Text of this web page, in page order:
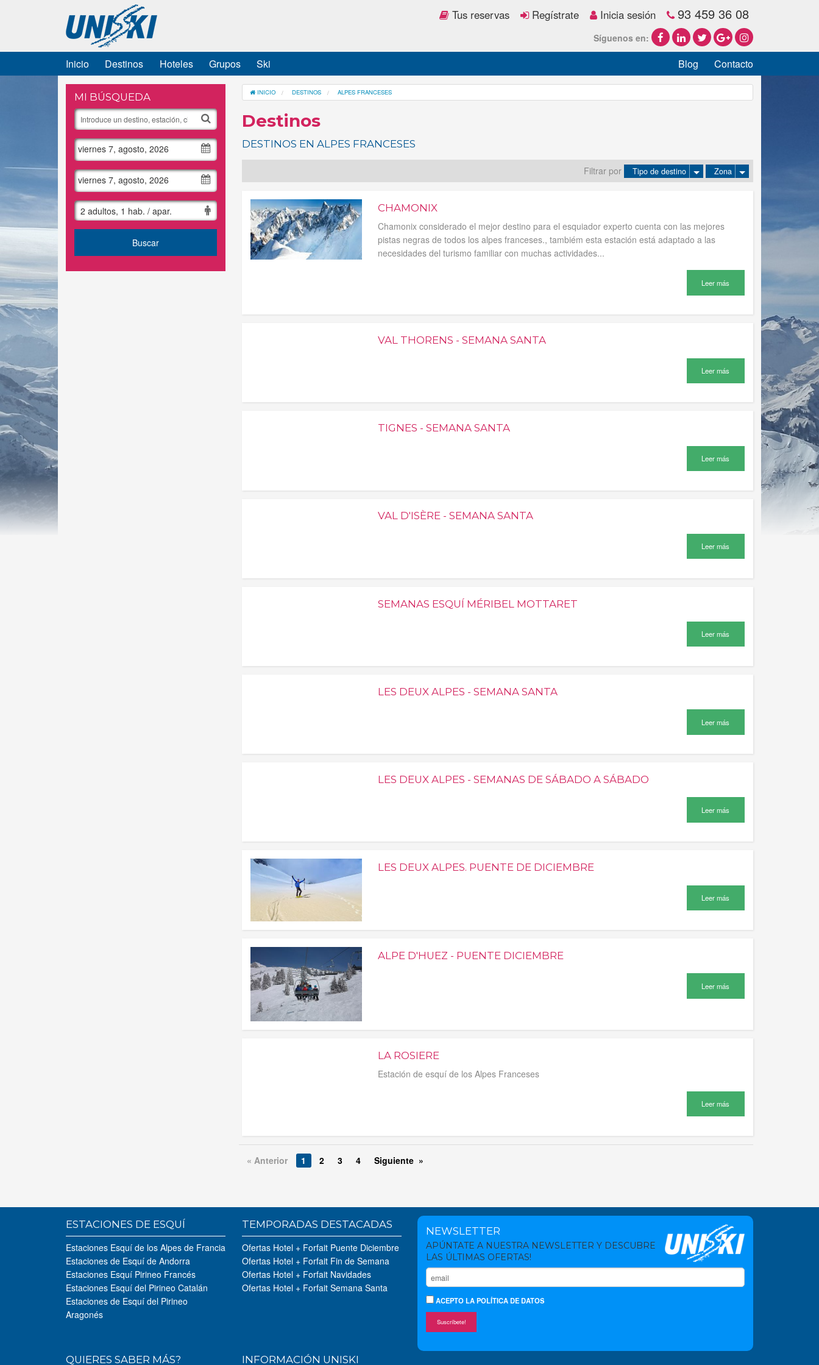
Tus reservas Regístrate Inicia sesión 93 459 36 08
Síguenos en:
Inicio Destinos Hoteles Grupos Ski Blog Contacto
MI BÚSQUEDA
viernes 7, agosto, 2026
viernes 7, agosto, 2026
2 adultos, 1 hab. / apar.
Buscar
INICIO DESTINOS ALPES FRANCESES
Destinos
DESTINOS EN ALPES FRANCESES
Filtrar por Tipo de destino Zona
CHAMONIX
Chamonix considerado el mejor destino para el esquiador experto cuenta con las mejores
pistas negras de todos los alpes franceses., tambiém esta estación está adaptado a las
necesidades del turismo familiar con muchas actividades...
Leer más
VAL THORENS - SEMANA SANTA
Leer más
TIGNES - SEMANA SANTA
Leer más
VAL D'ISÈRE - SEMANA SANTA
Leer más
SEMANAS ESQUÍ MÉRIBEL MOTTARET
Leer más
LES DEUX ALPES - SEMANA SANTA
Leer más
LES DEUX ALPES - SEMANAS DE SÁBADO A SÁBADO
Leer más
LES DEUX ALPES. PUENTE DE DICIEMBRE
Leer más
ALPE D'HUEZ - PUENTE DICIEMBRE
Leer más
LA ROSIERE
Estación de esquí de los Alpes Franceses
Leer más
« Anterior 1 2 3 4 Siguiente »
ESTACIONES DE ESQUÍ
Estaciones Esquí de los Alpes de Francia
Estaciones de Esquí de Andorra
Estaciones Esquí Pirineo Francés
Estaciones Esquí del Pirineo Catalán
Estaciones de Esquí del Pirineo
Aragonés
TEMPORADAS DESTACADAS
Ofertas Hotel + Forfait Puente Diciembre
Ofertas Hotel + Forfait Fin de Semana
Ofertas Hotel + Forfait Navidades
Ofertas Hotel + Forfait Semana Santa
NEWSLETTER
APÚNTATE A NUESTRA NEWSLETTER Y DESCUBRE
LAS ÚLTIMAS OFERTAS!
ACEPTOLA POLÍTICA DE DATOS
Suscríbete!
QUIERES SABER MÁS? INFORMACIÓN UNISKI